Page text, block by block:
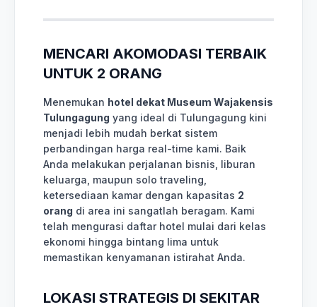
MENCARI AKOMODASI TERBAIK
UNTUK 2 ORANG
Menemukan hotel dekat Museum Wajakensis
Tulungagung yang ideal di Tulungagung kini
menjadi lebih mudah berkat sistem
perbandingan harga real-time kami. Baik
Anda melakukan perjalanan bisnis, liburan
keluarga, maupun solo traveling,
ketersediaan kamar dengan kapasitas 2
orang di area ini sangatlah beragam. Kami
telah mengurasi daftar hotel mulai dari kelas
ekonomi hingga bintang lima untuk
memastikan kenyamanan istirahat Anda.
LOKASI STRATEGIS DI SEKITAR